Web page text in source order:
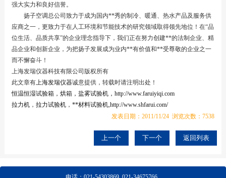
强大实力和良好信誉。
扬子空调总公司致力于成为国内**秀的制冷、暖通、热水产品及服务供
应商之一，更致力于在人工环境和节能技术的研究领域取得领先地位！在“品
位生活、品质共享”的企业理念指导下，我们正在努力创建**的法制企业、精
品企业和创新企业，为把扬子发展成为业内**有价值和**受尊敬的企业之一
而不懈奋斗！
上海发瑞仪器科技有限公司版权所有
此文章有上海发瑞仪器诚意提供，转载时请注明出处！
恒温恒湿试验箱，烘箱，盐雾试验机，http://www.faruiyiqi.com
拉力机， 拉力试验机， **材料试验机, http://www.shfarui.com/
发表日期：2011/11/24 浏览次数：7538
上一个 下一个 返回列表